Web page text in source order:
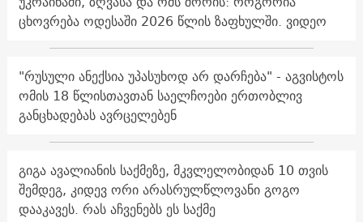
ცხოვრება ოდესაში 2026 წლის ზაფხულში. ვიდეო
"რუსული ანექსია უპასუხოდ არ დარჩება" - აგვისტოს
ომის 18 წლისთავთან საელჩოები ერთობლივ
განცხადებას ავრცელებენ
გიგა ავალიანის საქმეზე, მკვლელობიდან 10 თვის
შემდეგ, კიდევ ორი არასრულწლოვანი გოგო
დააკავეს. რას აჩვენებს ეს საქმე